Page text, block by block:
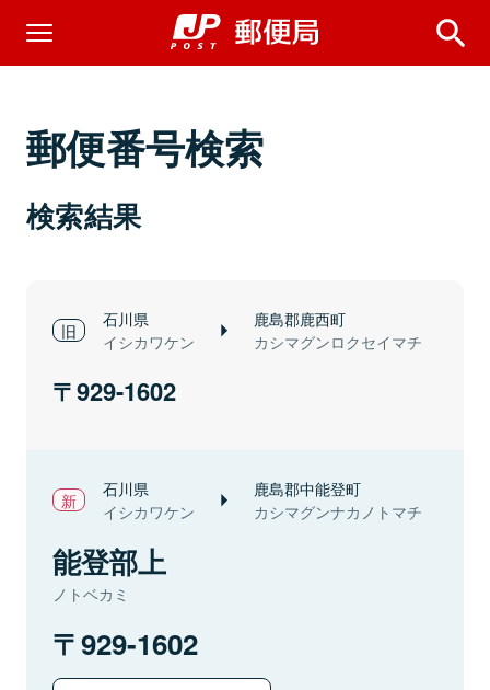
郵便番号検索
検索結果
石川県
イシカワケン
鹿島郡鹿西町
カシマグンロクセイマチ
929-1602
石川県
イシカワケン
鹿島郡中能登町
カシマグンナカノトマチ
能登部上
ノトベカミ
929-1602